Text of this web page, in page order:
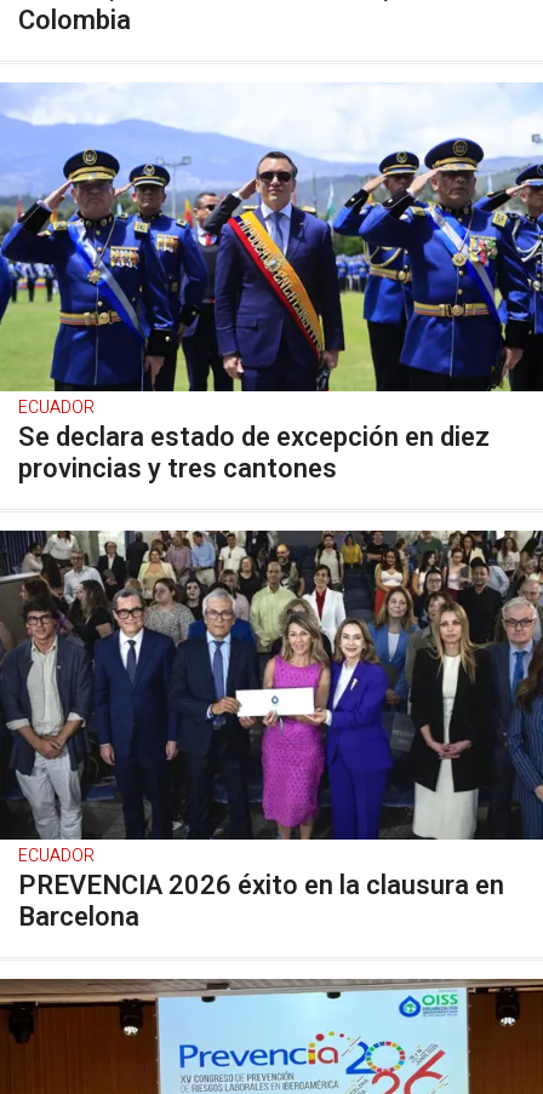
Colombia
ECUADOR
Se declara estado de excepción en diez
provincias y tres cantones
ECUADOR
PREVENCIA 2026 éxito en la clausura en
Barcelona